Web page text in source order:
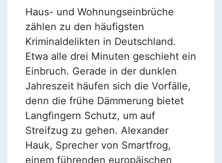
Haus- und Wohnungseinbrüche
zählen zu den häufigsten
Kriminaldelikten in Deutschland.
Etwa alle drei Minuten geschieht ein
Einbruch. Gerade in der dunklen
Jahreszeit häufen sich die Vorfälle,
denn die frühe Dämmerung bietet
Langfingern Schutz, um auf
Streifzug zu gehen. Alexander
Hauk, Sprecher von Smartfrog,
einem führenden europäischen